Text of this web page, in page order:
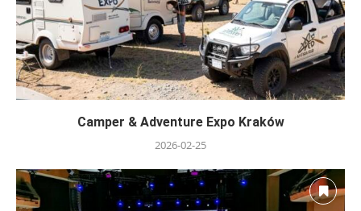
Camper & Adventure Expo Kraków
2026-02-25